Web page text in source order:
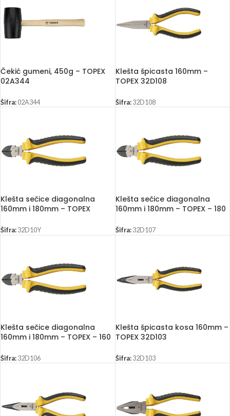
Čekić gumeni, 450g – TOPEX
02A344
Šifra: 02A344
Klešta špicasta 160mm –
TOPEX 32D108
Šifra: 32D108
Klešta sečice diagonalna
160mm i 180mm – TOPEX
Šifra: 32D10Y
Klešta sečice diagonalna
160mm i 180mm – TOPEX – 180
Šifra: 32D107
Klešta sečice diagonalna
160mm i 180mm – TOPEX – 160
Šifra: 32D106
Klešta špicasta kosa 160mm –
TOPEX 32D103
Šifra: 32D103